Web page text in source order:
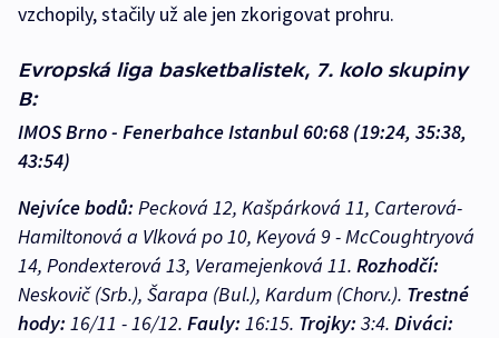
vzchopily, stačily už ale jen zkorigovat prohru.
Evropská liga basketbalistek, 7. kolo skupiny
B:
IMOS Brno - Fenerbahce Istanbul 60:68 (19:24, 35:38,
43:54)
Nejvíce bodů: Pecková 12, Kašpárková 11, Carterová-
Hamiltonová a Vlková po 10, Keyová 9 - McCoughtryová
14, Pondexterová 13, Veramejenková 11. Rozhodčí:
Neskovič (Srb.), Šarapa (Bul.), Kardum (Chorv.). Trestné
hody: 16/11 - 16/12. Fauly: 16:15. Trojky: 3:4. Diváci: